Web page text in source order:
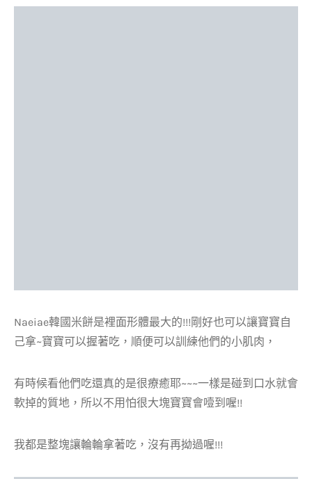
Naeiae韓國米餅是裡面形體最大的!!!剛好也可以讓寶寶自
己拿~寶寶可以握著吃，順便可以訓練他們的小肌肉，
有時候看他們吃還真的是很療癒耶~~~一樣是碰到口水就會
軟掉的質地，所以不用怕很大塊寶寶會噎到喔!!
我都是整塊讓輪輪拿著吃，沒有再拗過喔!!!